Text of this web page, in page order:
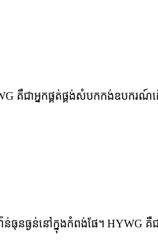
គឺជាអ្នកផ្គត់ផ្គង់សំបកកង់ឧបករណ៍
ធុនធ្ងន់នៅក្នុងកំពង់ផែ។ HYWG គឺ